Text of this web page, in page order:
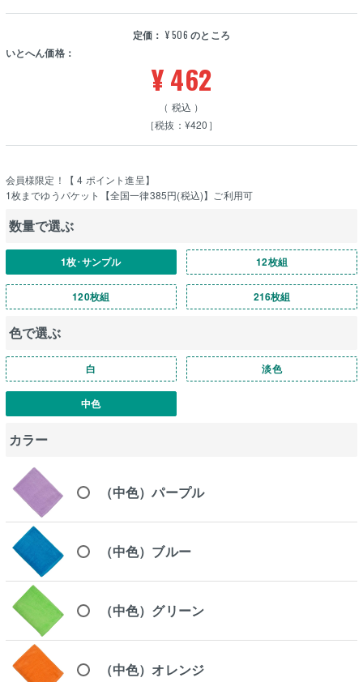
定価： ¥506 のところ
いとへん価格：
¥462
税込
［税抜：¥420］
会員様限定！【 4 ポイント進呈】
1枚までゆうパケット【全国一律385円(税込)】ご利用可
数量で選ぶ
1枚･サンプル 12枚組
120枚組 216枚組
色で選ぶ
白 淡色
中色
カラー
（中色）パープル
（中色）ブルー
（中色）グリーン
（中色）オレンジ